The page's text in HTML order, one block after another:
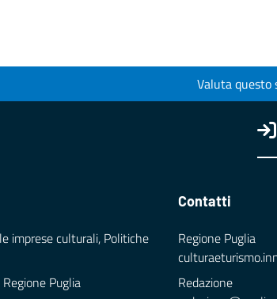
Valuta questo
imprese culturali, Politiche
Puglia
Contatti
Regione Puglia
Redazione